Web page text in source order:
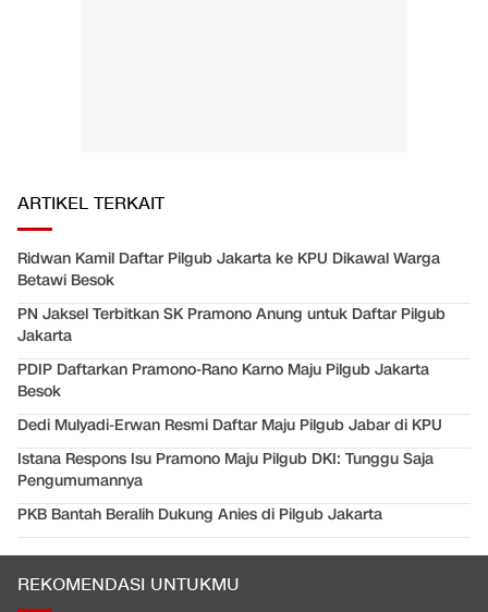
ARTIKEL TERKAIT
Ridwan Kamil Daftar Pilgub Jakarta ke KPU Dikawal Warga
Betawi Besok
PN Jaksel Terbitkan SK Pramono Anung untuk Daftar Pilgub
Jakarta
PDIP Daftarkan Pramono-Rano Karno Maju Pilgub Jakarta
Besok
Dedi Mulyadi-Erwan Resmi Daftar Maju Pilgub Jabar di KPU
Istana Respons Isu Pramono Maju Pilgub DKI: Tunggu Saja
Pengumumannya
PKB Bantah Beralih Dukung Anies di Pilgub Jakarta
REKOMENDASI UNTUKMU